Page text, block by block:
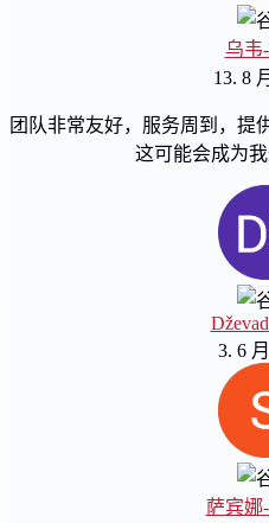
乌韦
13. 8
团队非常友好，服务周到，提
这可能会成为
3. 6
萨宾娜